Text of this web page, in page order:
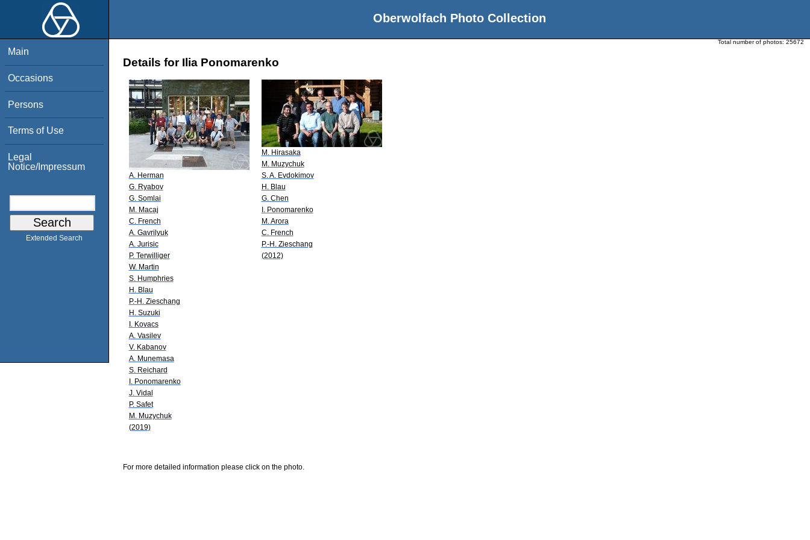
Oberwolfach Photo Collection
Main
Occasions
Persons
Terms of Use
Legal
Notice/Impressum
Extended Search
Total number of photos: 25672
Details for Ilia Ponomarenko
A. Herman
G. Ryabov
G. Somlai
M. Macaj
C. French
A. Gavrilyuk
A. Jurisic
P. Terwilliger
W. Martin
S. Humphries
H. Blau
P.-H. Zieschang
H. Suzuki
I. Kovacs
A. Vasilev
V. Kabanov
A. Munemasa
S. Reichard
I. Ponomarenko
J. Vidal
P. Safet
M. Muzychuk
(2019)
M. Hirasaka
M. Muzychuk
S. A. Evdokimov
H. Blau
G. Chen
I. Ponomarenko
M. Arora
C. French
P.-H. Zieschang
(2012)
For more detailed information please click on the photo.